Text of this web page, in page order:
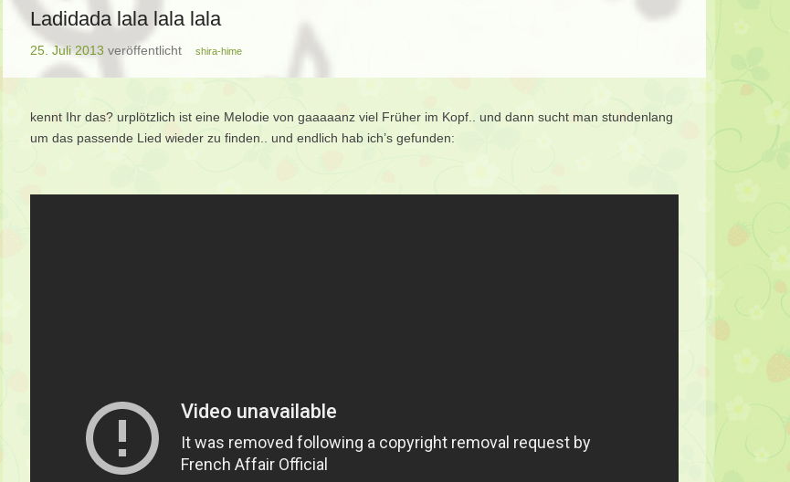
Ladidada lala lala lala
25. Juli 2013 veröffentlicht shira-hime
kennt Ihr das? urplötzlich ist eine Melodie von gaaaaanz viel Früher im Kopf.. und dann sucht man stundenlang
um das passende Lied wieder zu finden.. und endlich hab ich’s gefunden: